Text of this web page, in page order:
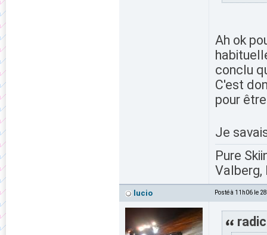
Ah ok
conclu
C'est
pour
Je
Pure
Valberg,
lucio Posté à 11h06 le